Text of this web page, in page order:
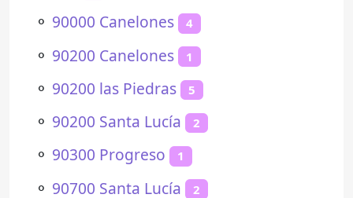
⚬ 90000 Canelones 4
⚬ 90200 Canelones 1
⚬ 90200 las Piedras 5
⚬ 90200 Santa Lucía 2
⚬ 90300 Progreso 1
⚬ 90700 Santa Lucía 2